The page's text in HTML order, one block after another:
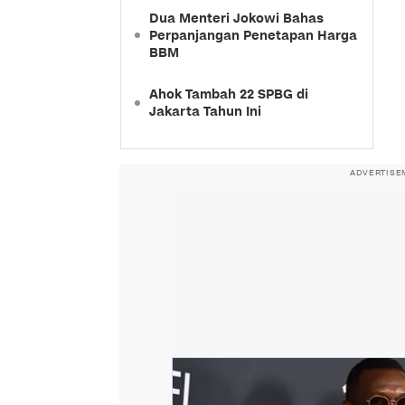
Dua Menteri Jokowi Bahas
Perpanjangan Penetapan Harga
BBM
Ahok Tambah 22 SPBG di
Jakarta Tahun Ini